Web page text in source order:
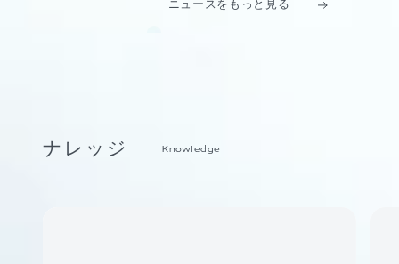
ニュースをもっと見る
ナレッジ Knowledge